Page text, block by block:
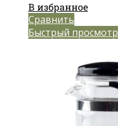
В избранное
Сравнить
Быстрый просмотр